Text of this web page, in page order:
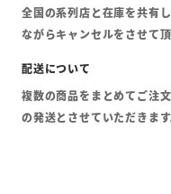
全国の系列店と在庫を共有
ながらキャンセルをさせて頂
複数の商品をまとめてご注
の発送とさせていただきます